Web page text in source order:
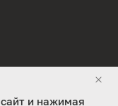
и нажимая